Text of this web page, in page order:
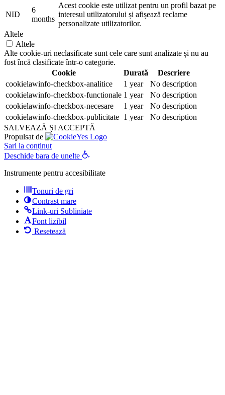
NID
6
months
Acest cookie este utilizat pentru un profil bazat pe
interesul utilizatorului și afișează reclame
personalizate utilizatorilor.
Altele
Altele
Alte cookie-uri neclasificate sunt cele care sunt analizate și nu au
fost încă clasificate într-o categorie.
Cookie
Durată
Descriere
cookielawinfo-checkbox-analitice
1 year
No description
cookielawinfo-checkbox-functionale 1 year
No description
cookielawinfo-checkbox-necesare
1 year
No description
cookielawinfo-checkbox-publicitate 1 year
No description
SALVEAZĂ ȘI ACCEPTĂ
Propulsat de
Sari la conținut
Deschide bara de unelte
Instrumente pentru accesibilitate
Tonuri de gri
Contrast mare
Link-uri Subliniate
Font lizibil
Resetează